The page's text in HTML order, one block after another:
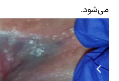
می‌شود.